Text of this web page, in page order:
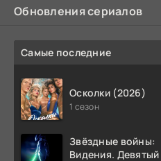
Обновления сериалов
Самые последние
Осколки (2026)
1 сезон
Звёздные войны:
Видения. Девятый